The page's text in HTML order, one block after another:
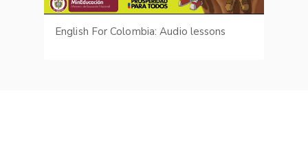
English For Colombia: Audio lessons